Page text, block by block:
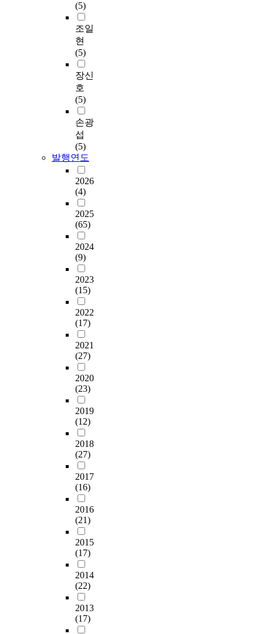
(5)
조일
현
(5)
장신
호
(5)
손광
섭
(5)
발행연도
2026
(4)
2025
(65)
2024
(9)
2023
(15)
2022
(17)
2021
(27)
2020
(23)
2019
(12)
2018
(27)
2017
(16)
2016
(21)
2015
(17)
2014
(22)
2013
(17)